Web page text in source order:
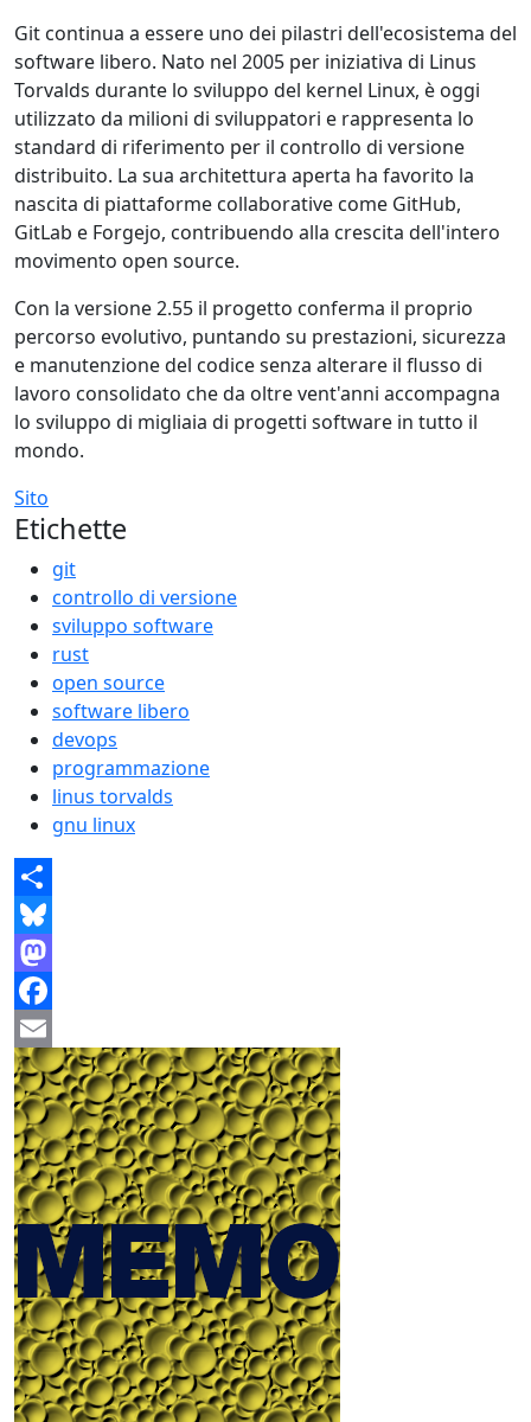
Git continua a essere uno dei pilastri dell'ecosistema del
software libero. Nato nel 2005 per iniziativa di Linus
Torvalds durante lo sviluppo del kernel Linux, è oggi
utilizzato da milioni di sviluppatori e rappresenta lo
standard di riferimento per il controllo di versione
distribuito. La sua architettura aperta ha favorito la
nascita di piattaforme collaborative come GitHub,
GitLab e Forgejo, contribuendo alla crescita dell'intero
movimento open source.
Con la versione 2.55 il progetto conferma il proprio
percorso evolutivo, puntando su prestazioni, sicurezza
e manutenzione del codice senza alterare il flusso di
lavoro consolidato che da oltre vent'anni accompagna
lo sviluppo di migliaia di progetti software in tutto il
mondo.
Sito
Etichette
git
controllo di versione
sviluppo software
rust
open source
software libero
devops
programmazione
linus torvalds
gnu linux
Share
Bluesky
Mastodon
Facebook
Email